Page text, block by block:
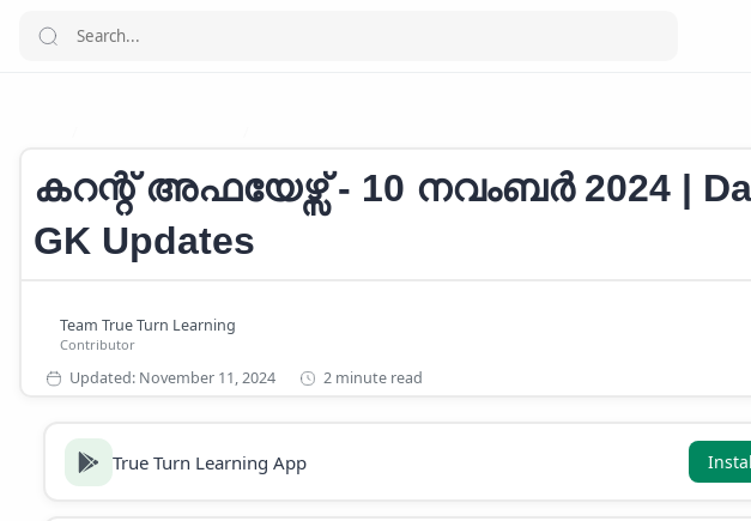
കറന്റ് അഫയേഴ്സ് - 10 നവംബർ 2024 |
GK Updates
2 minute read
True Turn Learning App